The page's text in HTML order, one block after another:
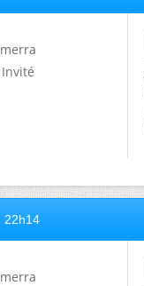
merra
Invité
22h14
merra